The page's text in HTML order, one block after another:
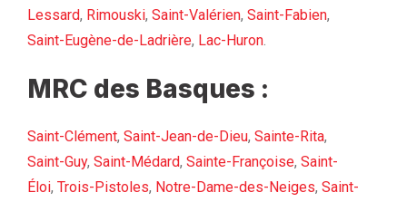
Lessard, Rimouski, Saint-Valérien, Saint-Fabien,
Saint-Eugène-de-Ladrière, Lac-Huron.
MRC des Basques :
Saint-Clément, Saint-Jean-de-Dieu, Sainte-Rita,
Saint-Guy, Saint-Médard, Sainte-Françoise, Saint-
Éloi, Trois-Pistoles, Notre-Dame-des-Neiges, Saint-